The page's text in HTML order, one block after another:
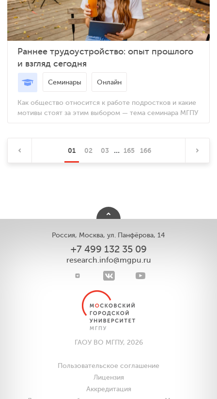
Раннее трудоустройство: опыт прошлого
и взгляд сегодня
Семинары Онлайн
Как общество относится к работе подростков и какие
мотивы стоят за этим выбором — тема семинара МГПУ
01 02 03 ... 165 166
Россия, Москва, ул. Панфёрова, 14
+7 499 132 35 09
research.info@mgpu.ru
ГАОУ ВО МГПУ, 2026
Пользовательское соглашение
Лицензия
Аккредитация